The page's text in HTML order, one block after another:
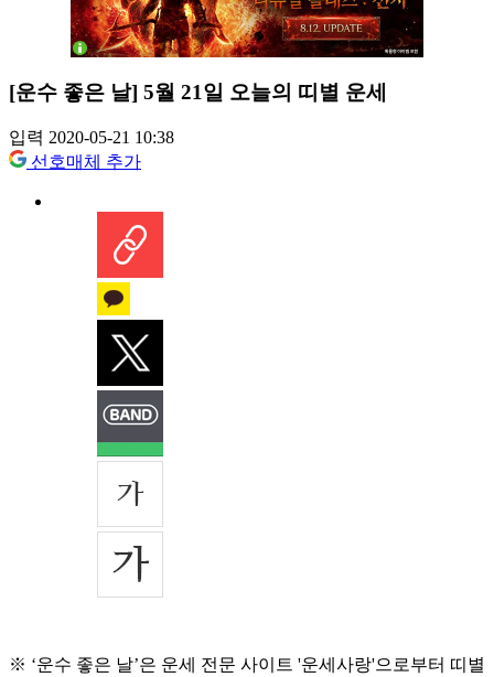
[운수 좋은 날] 5월 21일 오늘의 띠별 운세
입력 2020-05-21 10:38
선호매체 추가
※ ‘운수 좋은 날’은 운세 전문 사이트 '운세사랑'으로부터 띠별